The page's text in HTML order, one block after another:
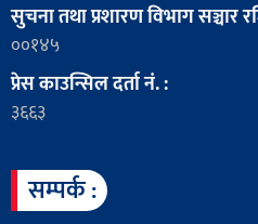
सुचना तथा प्रशारण विभाग सञ्चार
००१४५
प्रेस काउन्सिल दर्ता नं. :
३६६३
सम्पर्क :